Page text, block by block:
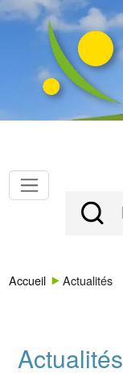
Accueil Actualités
Actualités